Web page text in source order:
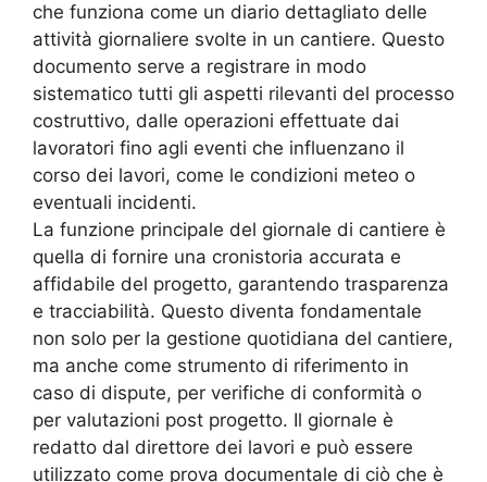
che funziona come un diario dettagliato delle
attività giornaliere svolte in un cantiere. Questo
documento serve a registrare in modo
sistematico tutti gli aspetti rilevanti del processo
costruttivo, dalle operazioni effettuate dai
lavoratori fino agli eventi che influenzano il
corso dei lavori, come le condizioni meteo o
eventuali incidenti.
La funzione principale del giornale di cantiere è
quella di fornire una cronistoria accurata e
affidabile del progetto, garantendo trasparenza
e tracciabilità. Questo diventa fondamentale
non solo per la gestione quotidiana del cantiere,
ma anche come strumento di riferimento in
caso di dispute, per verifiche di conformità o
per valutazioni post progetto. Il giornale è
redatto dal direttore dei lavori e può essere
utilizzato come prova documentale di ciò che è